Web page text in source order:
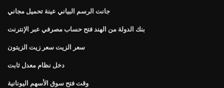
جانت الرسم البياني عينة تحميل مجاني
بنك الدولة من الهند فتح حساب مصرفي عبر الإنترنت
سعر الزيت سعر زيت الزيتون
دخل نظام معدل ثابت
وقت فتح سوق الأسهم اليونانية